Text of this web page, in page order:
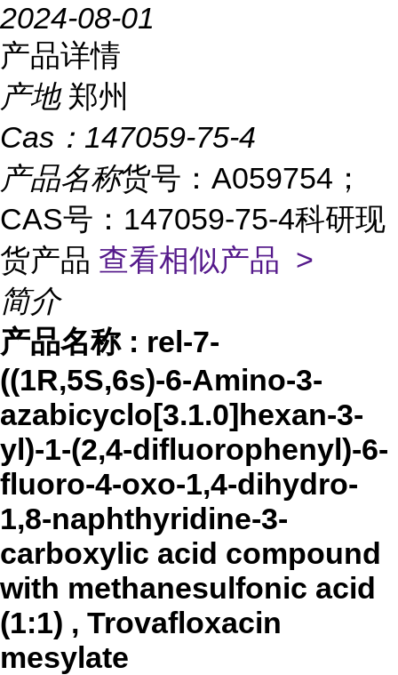
2024-08-01
产品详情
产地 郑州
Cas： 147059-75-4
产品名称货号：A059754；
CAS号：147059-75-4科研现
货产品 查看相似产品 >
简介
产品名称 : rel-7-
((1R,5S,6s)-6-Amino-3-
azabicyclo[3.1.0]hexan-3-
yl)-1-(2,4-difluorophenyl)-6-
fluoro-4-oxo-1,4-dihydro-
1,8-naphthyridine-3-
carboxylic acid compound
with methanesulfonic acid
(1:1) , Trovafloxacin
mesylate